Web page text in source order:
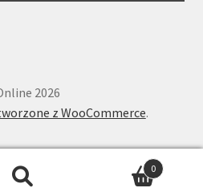
2026
z WooCommerce.
0